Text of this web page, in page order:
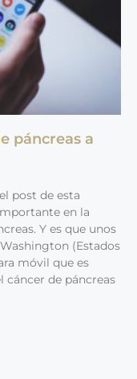
páncreas a
post de esta
en la
Y es que unos
(Estados
móvil que es
cáncer de páncreas